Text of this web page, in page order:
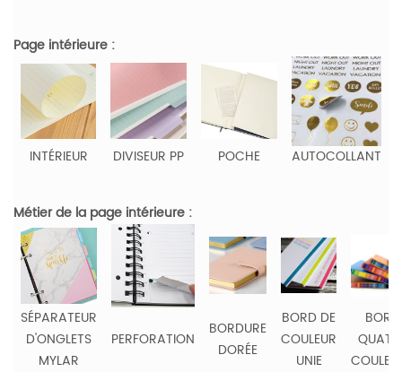
Page intérieure :
INTÉRIEUR DIVISEUR PP POCHE AUTOCOLLANT
Métier de la page intérieure :
SÉPARATEUR
D'ONGLETS
MYLAR
PERFORATION
BORDURE
DORÉE
BORD DE
COULEUR
UNIE
BORD